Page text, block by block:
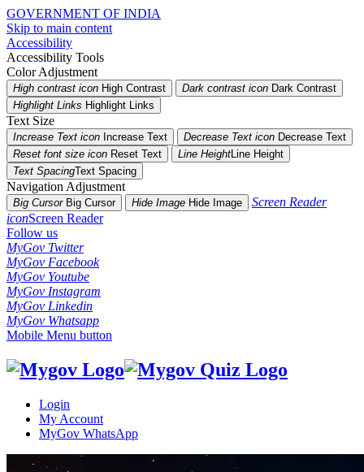
GOVERNMENT OF INDIA
Skip to main content
Accessibility
Accessibility Tools
Color Adjustment
High contrast icon High Contrast Dark contrast icon Dark Contrast
Highlight Links Highlight Links
Text Size
Increase Text icon Increase Text Decrease Text icon Decrease Text
Reset font size icon Reset Text Line HeightLine Height
Text SpacingText Spacing
Navigation Adjustment
Big CursorBig Cursor Hide Image Hide Image
Screen Reader
iconScreen Reader
Follow us
MyGov Twitter
MyGov Facebook
MyGov Youtube
MyGov Instagram
MyGov Linkedin
MyGov Whatsapp
Mobile Menu button
Login
My Account
MyGov WhatsApp